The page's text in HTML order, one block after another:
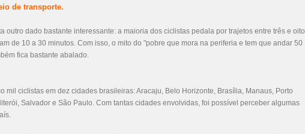
de transporte.
outro dado bastante interessante: a maioria dos ciclistas pedala por trajetos entre três e oito
de 10 a 30 minutos. Com isso, o mito do "pobre que mora na periferia e tem que andar 50
fica bastante abalado.
mil ciclistas em dez cidades brasileiras: Aracaju, Belo Horizonte, Brasília, Manaus, Porto
Salvador e São Paulo. Com tantas cidades envolvidas, foi possível perceber algumas